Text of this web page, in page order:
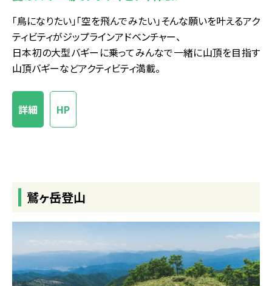
「鳥になりたい」「空を飛んでみたい」そんな願いを叶えるアク
ティビティがジップラインアドベンチャー、
日本初の大型バギーに乗ってみんなで一緒に山頂を目指す
山頂バギーなどアクティビティ満載。
詳細 HP
鷲ヶ岳登山